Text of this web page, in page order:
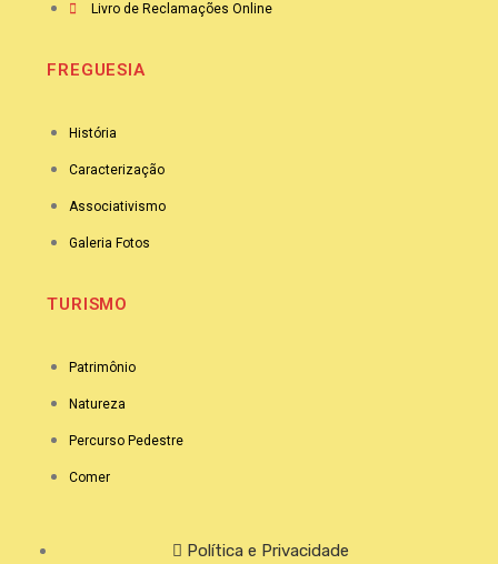
Livro de Reclamações Online
FREGUESIA
História
Caracterização
Associativismo
Galeria Fotos
TURISMO
Patrimônio
Natureza
Percurso Pedestre
Comer
Política e Privacidade